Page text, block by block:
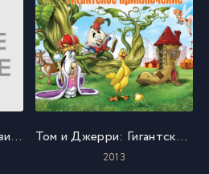
Южный Парк: пост-ковидный Том и Джерри: Гигантское приключение
2013